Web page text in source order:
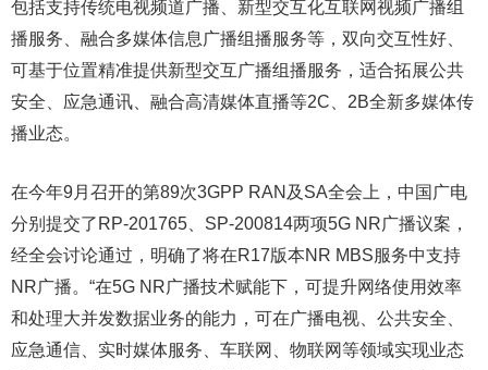
包括支持传统电视频道广播、新型交互化互联网视频广播组
播服务、融合多媒体信息广播组播服务等，双向交互性好、
可基于位置精准提供新型交互广播组播服务，适合拓展公共
安全、应急通讯、融合高清媒体直播等2C、2B全新多媒体传
播业态。
在今年9月召开的第89次3GPP RAN及SA全会上，中国广电
分别提交了RP-201765、SP-200814两项5G NR广播议案，
经全会讨论通过，明确了将在R17版本NR MBS服务中支持
NR广播。“在5G NR广播技术赋能下，可提升网络使用效率
和处理大并发数据业务的能力，可在广播电视、公共安全、
应急通信、实时媒体服务、车联网、物联网等领域实现业态